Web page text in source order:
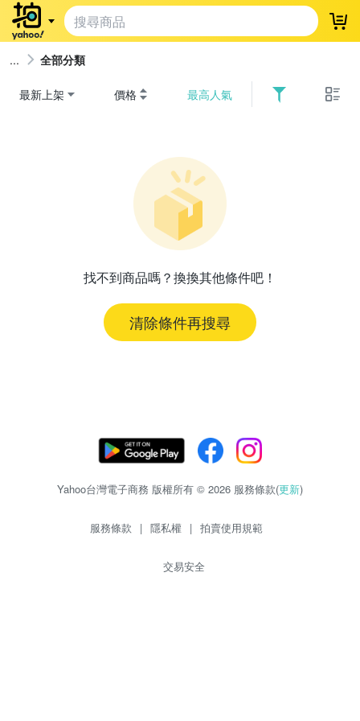
登
全部分類
最新上架 價格 最高人氣
找不到商品嗎？換換其他條件吧！
清除條件再搜尋
Yahoo台灣電子商務 版權所有 © 2026 服務條款(更新)
服務條款 | 隱私權 | 拍賣使用規範
交易安全